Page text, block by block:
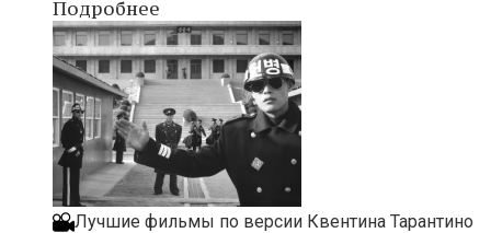
Подробнее
Лучшие фильмы по версии Квентина Тарантино